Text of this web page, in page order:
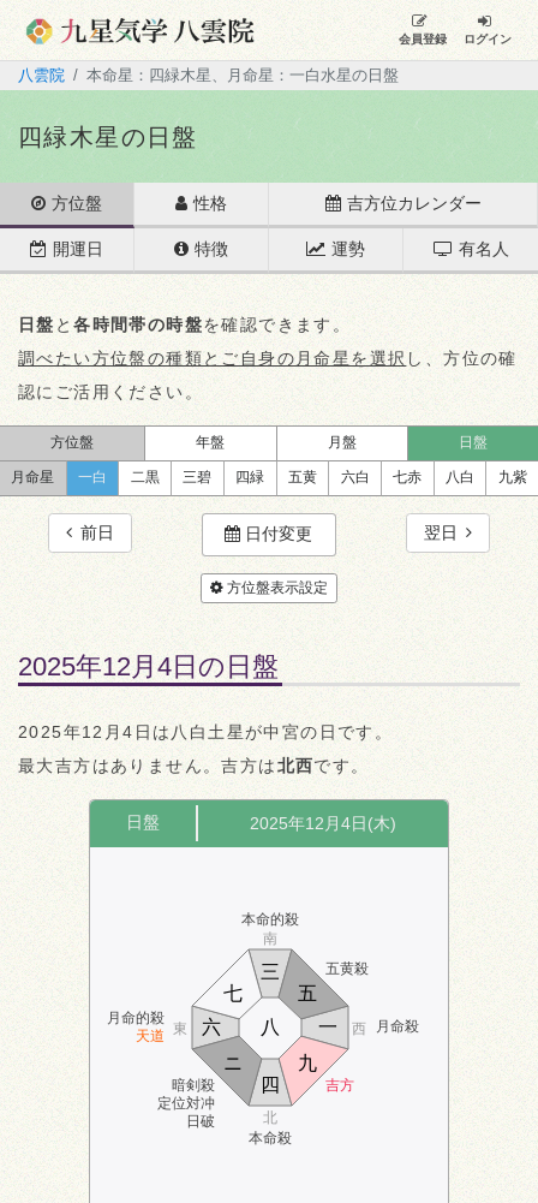
会員登録 ログイン
八雲院 本命星：四緑木星、月命星：一白水星の日盤
四緑木星の日盤
方位盤 性格 吉方位カレンダー
開運日 特徴 運勢 有名人
日盤 と各時間帯の時盤を確認できます。
調べたい方位盤の種類とご自身の月命星を選択 し、方位の確
認にご活用ください。
方位盤 年盤 月盤 日盤
月命星 一白 二黒 三碧 四緑 五黄 六白 七赤 八白 九紫
前日 日付変更 翌日
方位盤表示設定
2025年12月4日の日盤
2025年12月4日は八白土星が中宮の日です。
最大吉方はありません。吉方は北西です。
日盤 2025年12月4日(木)
本命的殺
五黄殺
月命的殺
天道
月命殺
暗剣殺
定位対冲
日破
本命殺
吉方
南
北
東 西
四
五
六
七
八
九
一
ニ
三